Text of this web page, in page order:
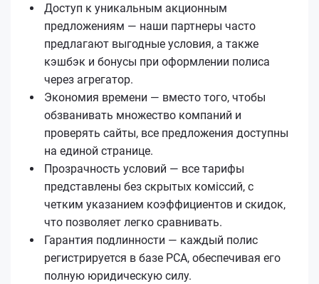
Доступ к уникальным акционным
предложениям — наши партнеры часто
предлагают выгодные условия, а также
кэшбэк и бонусы при оформлении полиса
через агрегатор.
Экономия времени — вместо того, чтобы
обзванивать множество компаний и
проверять сайты, все предложения доступны
на единой странице.
Прозрачность условий — все тарифы
представлены без скрытых коміссий, с
четким указанием коэффициентов и скидок,
что позволяет легко сравнивать.
Гарантия подлинности — каждый полис
регистрируется в базе РСА, обеспечивая его
полную юридическую силу.